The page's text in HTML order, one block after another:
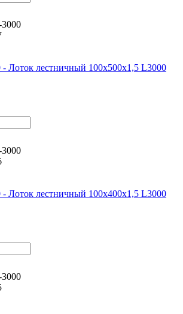
Лоток лестничный 100х500х1,5 L3000
Лоток лестничный 100х400х1,5 L3000